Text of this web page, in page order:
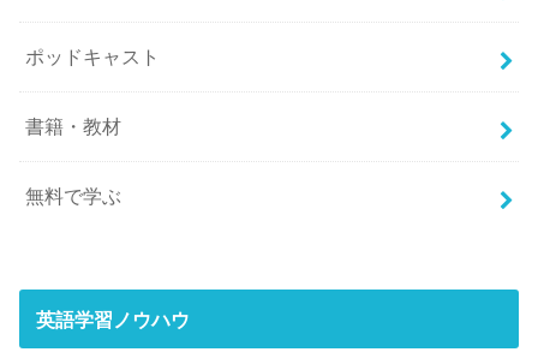
ポッドキャスト
書籍・教材
無料で学ぶ
英語学習ノウハウ